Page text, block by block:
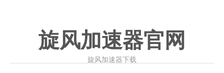
旋风加速器官网
旋风加速器下载